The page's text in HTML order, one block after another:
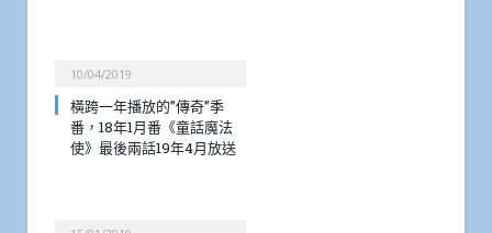
10/04/2019
橫跨一年播放的”傳奇”季
番，18年1月番《童話魔法
使》最後兩話19年4月放送